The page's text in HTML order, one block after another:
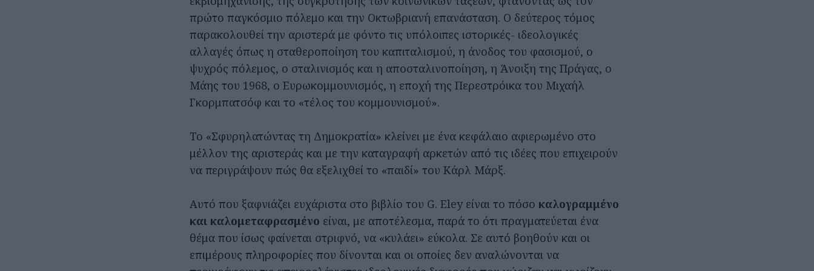
πρώτο παγκόσμιο πόλεμο και την Οκτωβριανή επανάσταση. Ο δεύτερος τόμος
παρακολουθεί την αριστερά με φόντο τις υπόλοιπες ιστορικές- ιδεολογικές
αλλαγές όπως η σταθεροποίηση του καπιταλισμού, η άνοδος του φασισμού, ο
ψυχρός πόλεμος, ο σταλινισμός και η αποσταλινοποίηση, η Άνοιξη της Πράγας, ο
Μάης του 1968, ο Ευρωκομμουνισμός, η εποχή της Περεστρόικα του Μιχαήλ
Γκορμπατσόφ και το «τέλος του κομμουνισμού».
Το «Σφυρηλατώντας τη Δημοκρατία» κλείνει με ένα κεφάλαιο αφιερωμένο στο
μέλλον της αριστεράς και με την καταγραφή αρκετών από τις ιδέες που επιχειρούν
να περιγράψουν πώς θα εξελιχθεί το «παιδί» του Κάρλ Μάρξ.
Αυτό που ξαφνιάζει ευχάριστα στο βιβλίο του G. Eley είναι το πόσο καλογραμμένο
και καλομεταφρασμένο είναι, με αποτέλεσμα, παρά το ότι πραγματεύεται ένα
θέμα που ίσως φαίνεται στριφνό, να «κυλάει» εύκολα. Σε αυτό βοηθούν και οι
επιμέρους πληροφορίες που δίνονται και οι οποίες δεν αναλώνονται να